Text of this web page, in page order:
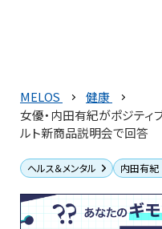
MELOS
健康
女優・内田有紀がポジティ
ルト新商品説明会で回答
ヘルス＆メンタル 内田有紀